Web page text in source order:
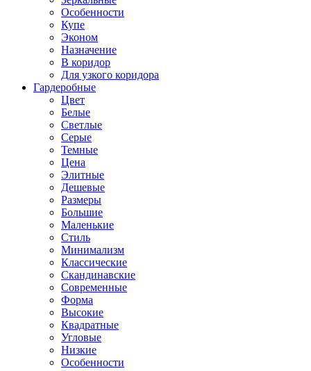
Особенности
Купе
Эконом
Назначение
В коридор
Для узкого коридора
Гардеробные
Цвет
Белые
Светлые
Серые
Темные
Цена
Элитные
Дешевые
Размеры
Большие
Маленькие
Стиль
Минимализм
Классические
Скандинавские
Современные
Форма
Высокие
Квадратные
Угловые
Низкие
Особенности